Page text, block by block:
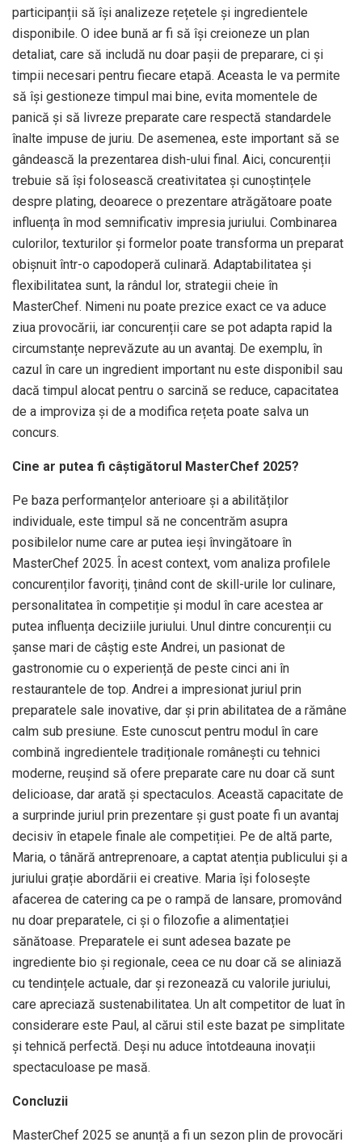
participanții să își analizeze rețetele și ingredientele
disponibile. O idee bună ar fi să își creioneze un plan
detaliat, care să includă nu doar pașii de preparare, ci și
timpii necesari pentru fiecare etapă. Aceasta le va permite
să își gestioneze timpul mai bine, evita momentele de
panică și să livreze preparate care respectă standardele
înalte impuse de juriu. De asemenea, este important să se
gândească la prezentarea dish-ului final. Aici, concurenții
trebuie să își folosească creativitatea și cunoștințele
despre plating, deoarece o prezentare atrăgătoare poate
influența în mod semnificativ impresia juriului. Combinarea
culorilor, texturilor și formelor poate transforma un preparat
obișnuit într-o capodoperă culinară. Adaptabilitatea și
flexibilitatea sunt, la rândul lor, strategii cheie în
MasterChef. Nimeni nu poate prezice exact ce va aduce
ziua provocării, iar concurenții care se pot adapta rapid la
circumstanțe neprevăzute au un avantaj. De exemplu, în
cazul în care un ingredient important nu este disponibil sau
dacă timpul alocat pentru o sarcină se reduce, capacitatea
de a improviza și de a modifica rețeta poate salva un
concurs.
Cine ar putea fi câștigătorul MasterChef 2025?
Pe baza performanțelor anterioare și a abilităților
individuale, este timpul să ne concentrăm asupra
posibilelor nume care ar putea ieși învingătoare în
MasterChef 2025. În acest context, vom analiza profilele
concurenților favoriți, ținând cont de skill-urile lor culinare,
personalitatea în competiție și modul în care acestea ar
putea influența deciziile juriului. Unul dintre concurenții cu
șanse mari de câștig este Andrei, un pasionat de
gastronomie cu o experiență de peste cinci ani în
restaurantele de top. Andrei a impresionat juriul prin
preparatele sale inovative, dar și prin abilitatea de a rămâne
calm sub presiune. Este cunoscut pentru modul în care
combină ingredientele tradiționale românești cu tehnici
moderne, reușind să ofere preparate care nu doar că sunt
delicioase, dar arată și spectaculos. Această capacitate de
a surprinde juriul prin prezentare și gust poate fi un avantaj
decisiv în etapele finale ale competiției. Pe de altă parte,
Maria, o tânără antreprenoare, a captat atenția publicului și a
juriului grație abordării ei creative. Maria își folosește
afacerea de catering ca pe o rampă de lansare, promovând
nu doar preparatele, ci și o filozofie a alimentației
sănătoase. Preparatele ei sunt adesea bazate pe
ingrediente bio și regionale, ceea ce nu doar că se aliniază
cu tendințele actuale, dar și rezonează cu valorile juriului,
care apreciază sustenabilitatea. Un alt competitor de luat în
considerare este Paul, al cărui stil este bazat pe simplitate
și tehnică perfectă. Deși nu aduce întotdeauna inovații
spectaculoase pe masă.
Concluzii
MasterChef 2025 se anunță a fi un sezon plin de provocări